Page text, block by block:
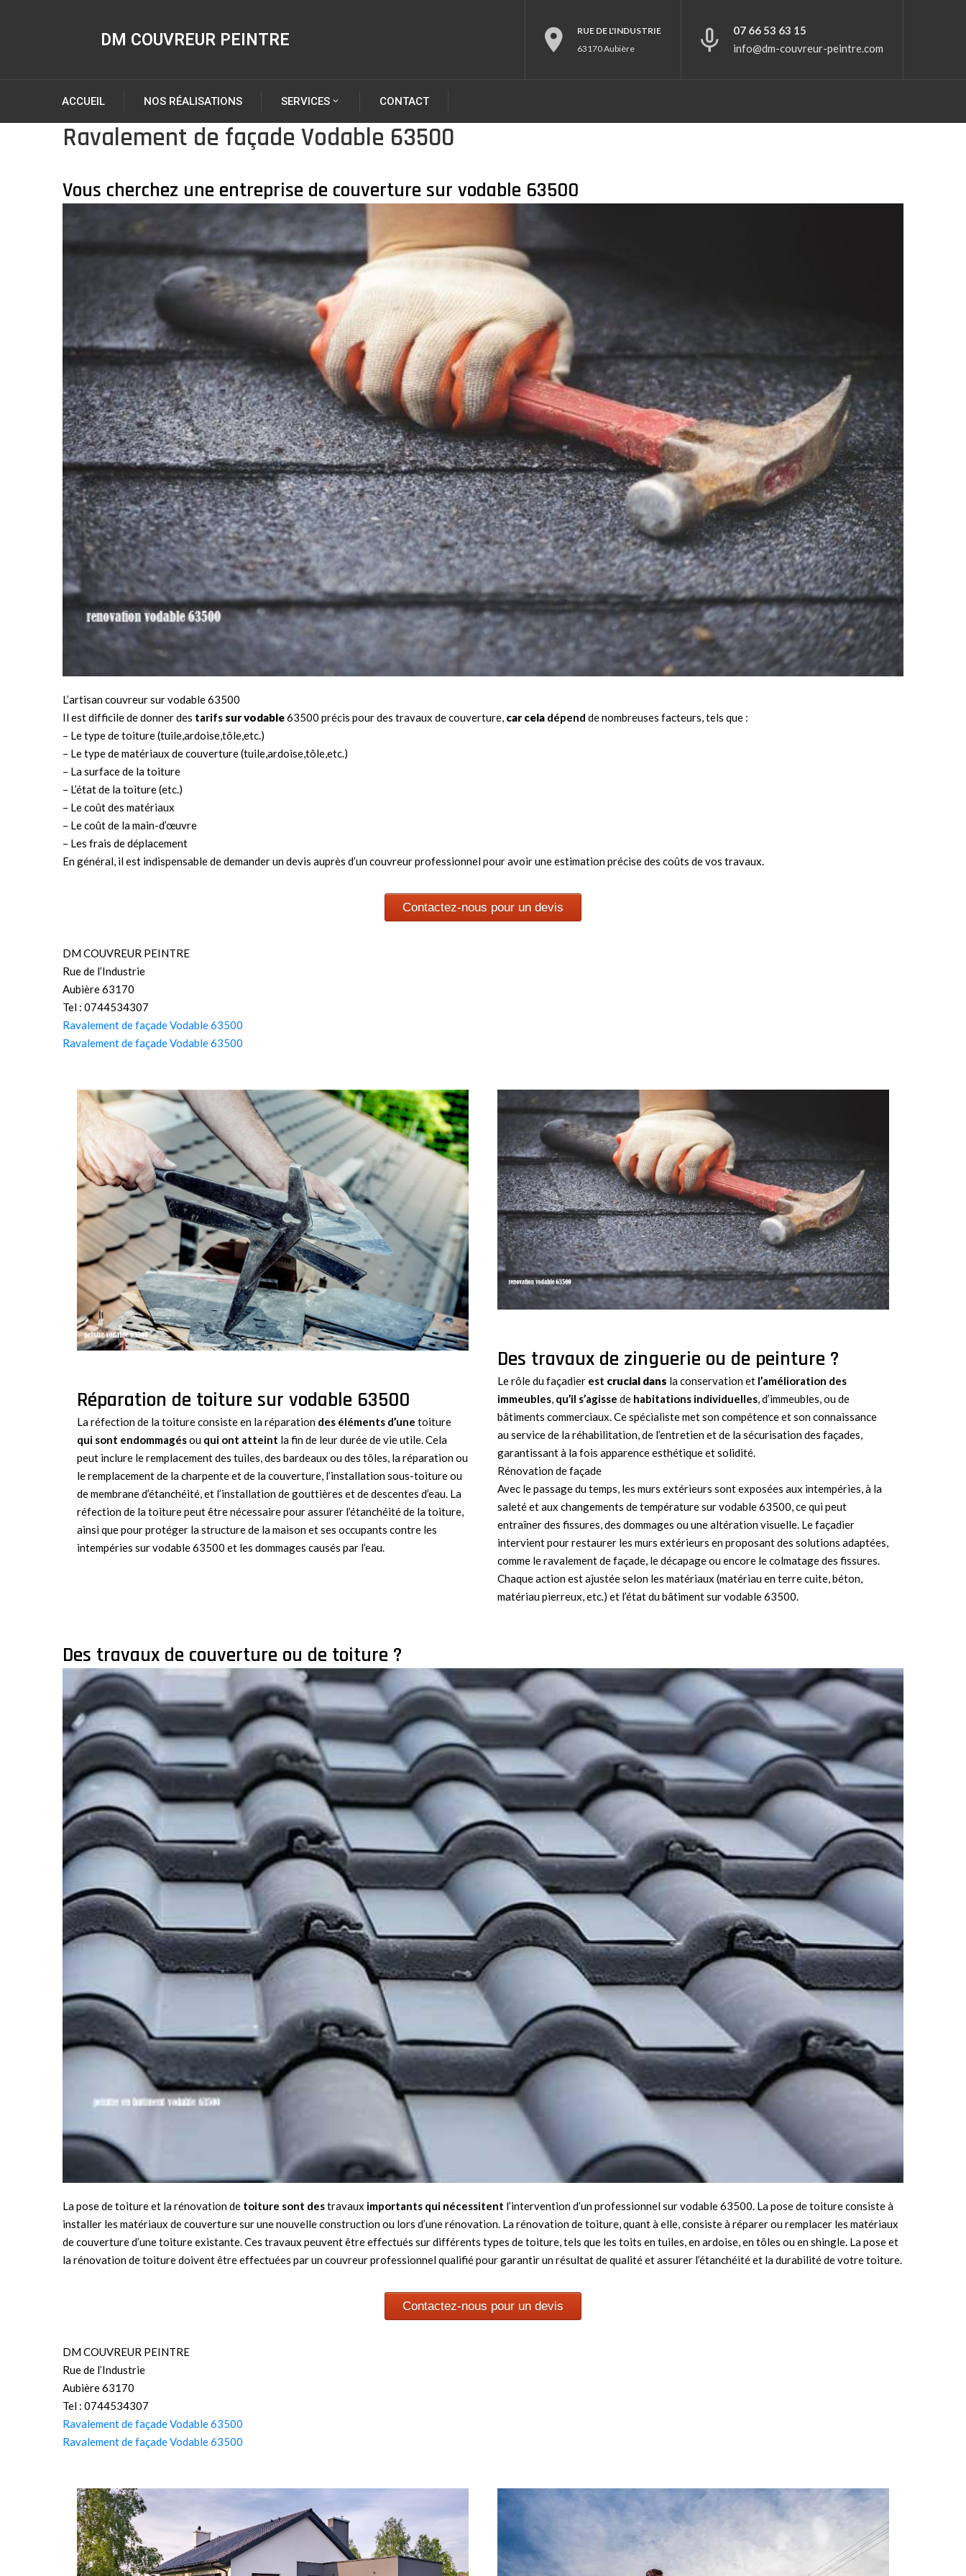
DM COUVREUR PEINTRE
RUE DE L'INDUSTRIE
63170 Aubière
07 66 53 63 15
info@dm-couvreur-peintre.com
ACCUEIL NOS RÉALISATIONS SERVICES CONTACT
Ravalement de façade Vodable 63500
Vous cherchez une entreprise de couverture sur vodable 63500
L’artisan couvreur sur vodable 63500
Il est difficile de donner des tarifs sur vodable63500 précis pour des travaux de couverture, car cela dépend de nombreuses facteurs, tels que :
– Le type de toiture (tuile,ardoise,tôle,etc.)
– Le type de matériaux de couverture (tuile,ardoise,tôle,etc.)
– La surface de la toiture
– L’état de la toiture (etc.)
– Le coût des matériaux
– Le coût de la main-d’œuvre
– Les frais de déplacement
En général, il est indispensable de demander un devis auprès d’un couvreur professionnel pour avoir une estimation précise des coûts de vos travaux.
Contactez-nous pour un devis
DM COUVREUR PEINTRE
Rue de l’Industrie
Aubière 63170
Tel : 0744534307
Ravalement de façade Vodable 63500
Ravalement de façade Vodable 63500
Réparation de toiture sur vodable 63500
La réfection de la toiture consiste en la réparation des éléments d’une toiture
qui sont endommagésou qui ont atteint la fin de leur durée de vie utile. Cela
peut inclure le remplacement des tuiles, des bardeaux ou des tôles, la réparation ou
le remplacement de la charpente et de la couverture, l’installation sous-toiture ou
de membrane d’étanchéité, et l’installation de gouttières et de descentes d’eau. La
réfection de la toiture peut être nécessaire pour assurer l’étanchéité de la toiture,
ainsi que pour protéger la structure de la maison et ses occupants contre les
intempéries sur vodable 63500 et les dommages causés par l’eau.
Des travaux de zinguerie ou de peinture ?
Le rôle du façadier est crucial dans la conservation et l’amélioration des
immeubles, qu’il s’agisse de habitations individuelles, d’immeubles, ou de
bâtiments commerciaux. Ce spécialiste met son compétence et son connaissance
au service de la réhabilitation, de l’entretien et de la sécurisation des façades,
garantissant à la fois apparence esthétique et solidité.
Rénovation de façade
Avec le passage du temps, les murs extérieurs sont exposées aux intempéries, à la
saleté et aux changements de température sur vodable 63500, ce qui peut
entraîner des fissures, des dommages ou une altération visuelle. Le façadier
intervient pour restaurer les murs extérieurs en proposant des solutions adaptées,
comme le ravalement de façade, le décapage ou encore le colmatage des fissures.
Chaque action est ajustée selon les matériaux (matériau en terre cuite, béton,
matériau pierreux, etc.) et l’état du bâtiment sur vodable 63500.
Des travaux de couverture ou de toiture ?
La pose de toiture et la rénovation de toiture sont destravaux importants qui nécessitent l’intervention d’un professionnel sur vodable 63500. La pose de toiture consiste à
installer les matériaux de couverture sur une nouvelle construction ou lors d’une rénovation. La rénovation de toiture, quant à elle, consiste à réparer ou remplacer les matériaux
de couverture d’une toiture existante. Ces travaux peuvent être effectués sur différents types de toiture, tels que les toits en tuiles, en ardoise, en tôles ou en shingle. La pose et
la rénovation de toiture doivent être effectuées par un couvreur professionnel qualifié pour garantir un résultat de qualité et assurer l’étanchéité et la durabilité de votre toiture.
Contactez-nous pour un devis
DM COUVREUR PEINTRE
Rue de l’Industrie
Aubière 63170
Tel : 0744534307
Ravalement de façade Vodable 63500
Ravalement de façade Vodable 63500